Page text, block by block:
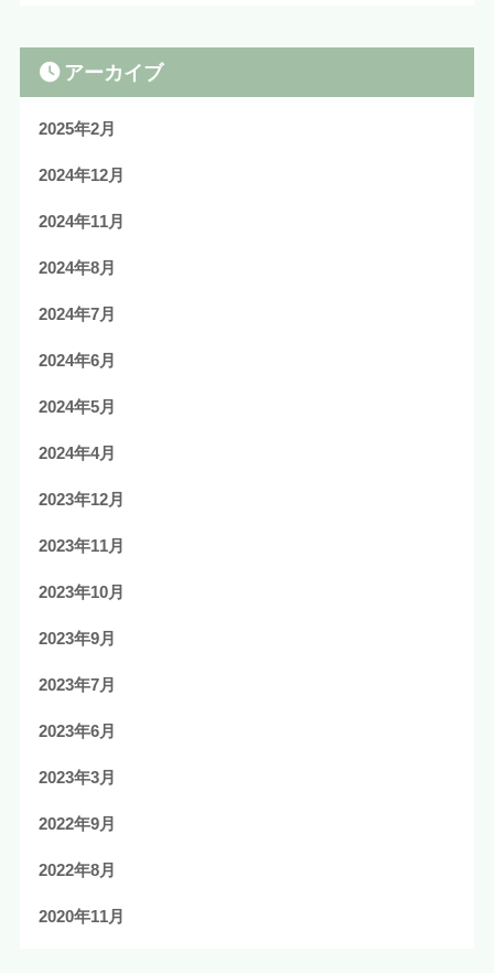
アーカイブ
2025年2月
2024年12月
2024年11月
2024年8月
2024年7月
2024年6月
2024年5月
2024年4月
2023年12月
2023年11月
2023年10月
2023年9月
2023年7月
2023年6月
2023年3月
2022年9月
2022年8月
2020年11月